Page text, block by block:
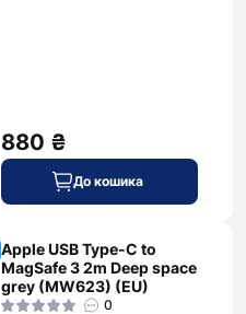
880 ₴
До кошика
Apple USB Type-C to
MagSafe 3 2m Deep space
grey (MW623) (EU)
0